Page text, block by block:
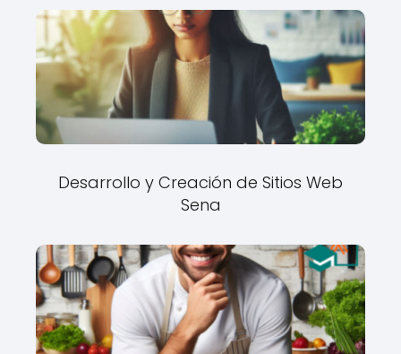
Desarrollo y Creación de Sitios Web
Sena